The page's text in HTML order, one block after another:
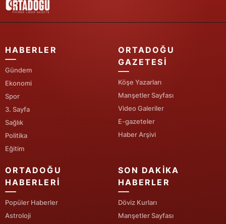
HABERLER
Gündem
Ekonomi
Spor
3. Sayfa
Sağlık
Politika
Eğitim
ORTADOĞU
GAZETESI
Köşe Yazarları
Manşetler Sayfası
Video Galeriler
E-gazeteler
Haber Arşivi
ORTADOĞU
HABERLERI
Popüler Haberler
Astroloji
SON DAKIKA
HABERLER
Döviz Kurları
Manşetler Sayfası